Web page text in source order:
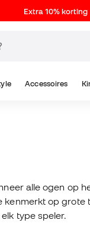
Extra 10%
Accessoires
alle ogen op
op
type speler.